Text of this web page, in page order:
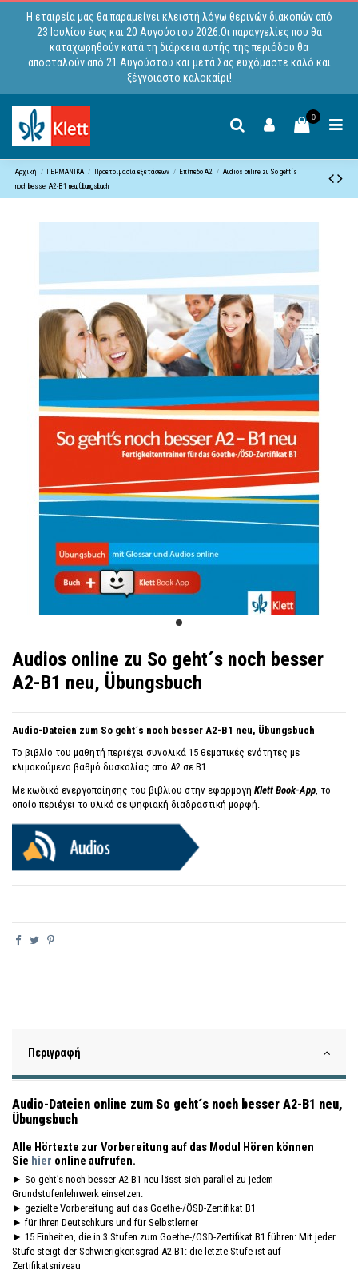
Η εταιρεία μας θα παραμείνει κλειστή λόγω θερινών διακοπών από
23 Ιουλίου έως και 20 Αυγούστου 2026.Οι παραγγελίες που θα
καταχωρηθούν κατά τη διάρκεια αυτής της περιόδου θα
αποσταλούν από 21 Αυγούστου και μετά.Σας ευχόμαστε καλό και
ξέγνοιαστο καλοκαίρι!
0
Αρχική ΓΕΡΜΑΝΙΚΑ Προετοιμασία εξετάσεων Επίπεδo A2
Audios online zu So geht´s
noch besser A2-B1 neu, Übungsbuch
Audios online zu So geht´s noch besser
A2-B1 neu, Übungsbuch
Audio-Dateien zum So geht´s noch besser A2-B1 neu, Übungsbuch
Το βιβλίο του μαθητή περιέχει συνολικά 15 θεματικές ενότητες με
κλιμακούμενο βαθμό δυσκολίας από Α2 σε Β1.
Με κωδικό ενεργοποίησης του βιβλίου στην εφαρμογή Klett Book-App , το
οποίο περιέχει το υλικό σε ψηφιακή διαδραστική μορφή.
Περιγραφή
Audio-Dateien online zum So geht´s noch besser A2-B1 neu,
Übungsbuch
Alle Hörtexte zur Vorbereitung auf das Modul Hören können
Sie hier online aufrufen.
► So geht’s noch besser A2-B1 neu lässt sich parallel zu jedem
Grundstufenlehrwerk einsetzen.
► gezielte Vorbereitung auf das Goethe-/ÖSD-Zertifikat B1
► für Ihren Deutschkurs und für Selbstlerner
► 15 Einheiten, die in 3 Stufen zum Goethe-/ÖSD-Zertifikat B1 führen: Mit jeder
Stufe steigt der Schwierigkeitsgrad A2-B1: die letzte Stufe ist auf
Zertifikatsniveau